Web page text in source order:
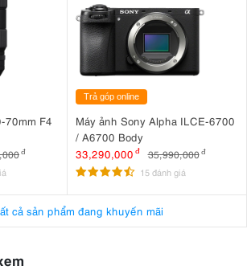
70mm F4
đ
Trả góp online
Máy ảnh Sony Alpha ILCE-6700
/ A6700 Body
33,290,000 đ 35,990,000 đ
15 đánh giá
cả sản phẩm đang khuyến mãi